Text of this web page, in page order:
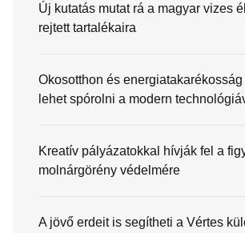
Új kutatás mutat rá a magyar vizes
rejtett tartalékaira
Okosotthon és
lehet spórolni a modern
Kreatív pályázatokkal hívják fel a
molnárgörény védelmére
A jövő erdeit is segítheti a Vértes